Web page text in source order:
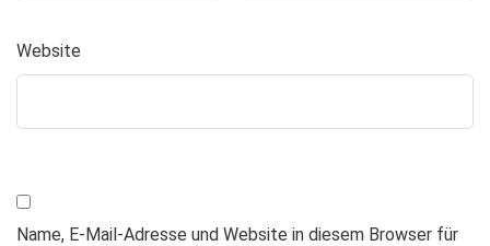
Website
Name, E-Mail-Adresse und Website in diesem Browser für